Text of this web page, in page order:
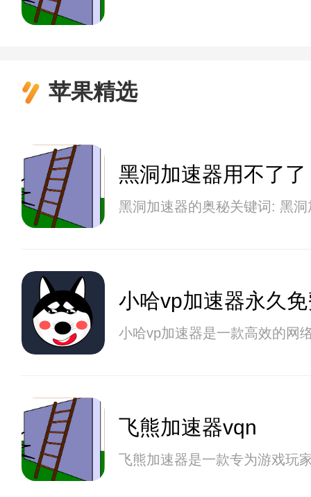
苹果精选
黑洞加速器用不了了
黑洞加速器的奥秘关键词: 黑
小哈vp加速器永久
小哈vp加速器是一款高效的网
飞熊加速器vqn
飞熊加速器是一款专为游戏玩